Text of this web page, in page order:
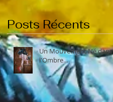
Posts Récents
Un Mouvement Né dans
l'Ombre...